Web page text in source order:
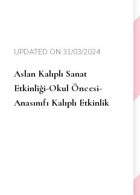
UPDATED ON 31/03/2024
Aslan Kalıplı Sanat
Etkinliği-Okul Öncesi-
Anasınıfı Kalıplı Etkinlik